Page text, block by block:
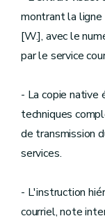
montrant la
[W.], avec le
par le service
- La copie
techniques
de transmission
services.
- L'instruction
courriel, note